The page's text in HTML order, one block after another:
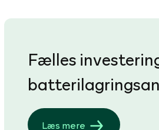
Fælles
Læs mere